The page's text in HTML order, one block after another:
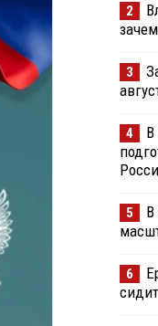
2
3
4
5
В
6
сидит